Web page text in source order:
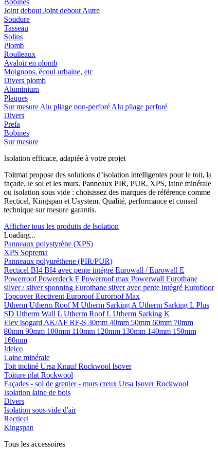
Bobines
Joint debout Joint debout Autre
Soudure
Tasseau
Solins
Plomb
Roulleaux
Avaloir en plomb
Moignons, écoul urbaine, etc
Divers plomb
Aluminium
Plaques
Sur mesure Alu pliage non-perforé Alu pliage perforé
Divers
Prefa
Bobines
Sur mesure
Isolation efficace, adaptée à votre projet
Toitmat propose des solutions d’isolation intelligentes pour le toit, la
façade, le sol et les murs. Panneaux PIR, PUR, XPS, laine minérale
ou isolation sous vide : choisissez des marques de référence comme
Recticel, Kingspan et Usystem. Qualité, performance et conseil
technique sur mesure garantis.
Afficher tous les produits de Isolation
Loading...
Panneaux polystyrène (XPS)
XPS Soprema
Panneaux polyuréthene (PIR/PUR)
Recticel BI4 BI4 avec pente intégré Eurowall / Eurowall E
PowerroofPowerdeck F Powerroof max Powerwall Eurothane
silver / silver sponning Eurothane silver avec pente intégré Eurofloor
TopcoverRectivent EuroroofEuroroof Max
Utherm Utherm Roof M Utherm Sarking A Utherm Sarking L Plus
SD Utherm Wall L Utherm Roof L Utherm Sarking K
Elev isogard AK/AF RF-S 30mm 40mm 50mm 60mm 70mm
80mm 90mm 100mm 110mm 120mm 130mm 140mm 150mm
160mm
Idelco
Laine minérale
Toit incliné Ursa KnaufRockwool Isover
Toiture plat Rockwool
Façades - sol de grenier - murs creux Ursa IsoverRockwool
Isolation laine de bois
Divers
Isolation sous vide d'air
Recticel
Kingspan
Tous les accessoires